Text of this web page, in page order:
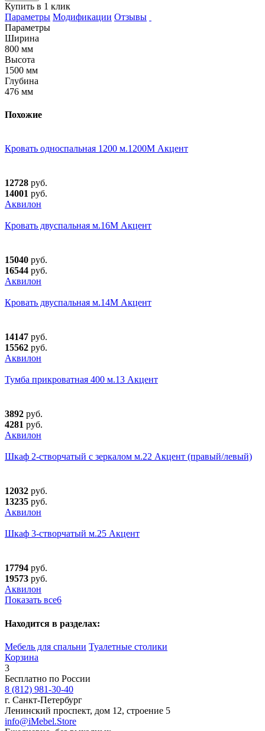
Купить в 1 клик
Параметры Модификации Отзывы
Параметры
Ширина
800 мм
Высота
1500 мм
Глубина
476 мм
Похожие
Кровать односпальная 1200 м.1200М Акцент
12728 руб.
14001 руб.
Аквилон
Кровать двуспальная м.16М Акцент
15040 руб.
16544 руб.
Аквилон
Кровать двуспальная м.14М Акцент
14147 руб.
15562 руб.
Аквилон
Тумба прикроватная 400 м.13 Акцент
3892 руб.
4281 руб.
Аквилон
Шкаф 2-створчатый с зеркалом м.22 Акцент (правый/левый)
12032 руб.
13235 руб.
Аквилон
Шкаф 3-створчатый м.25 Акцент
17794 руб.
19573 руб.
Аквилон
Показать все6
Находится в разделах:
Мебель для спальни Туалетные столики
Корзина
3
Бесплатно по России
8 (812) 981-30-40
г. Санкт-Петербург
Ленинский проспект, дом 12, строение 5
info@iMebel.Store